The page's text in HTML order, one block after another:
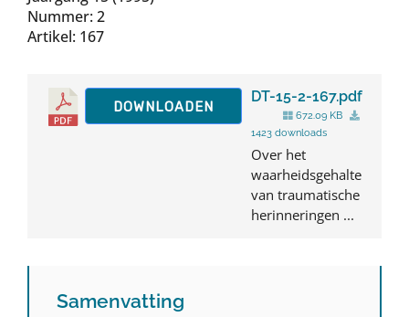
Nummer: 2
Artikel: 167
DOWNLOADEN
DT-15-2-167.pdf
672.09 KB
1423 downloads
Over het
waarheidsgehalte
van traumatische
herinneringen ...
Samenvatting